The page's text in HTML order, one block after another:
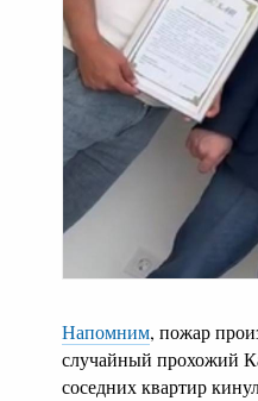
Напомним, пожар
случайный прохожий
соседних квартир